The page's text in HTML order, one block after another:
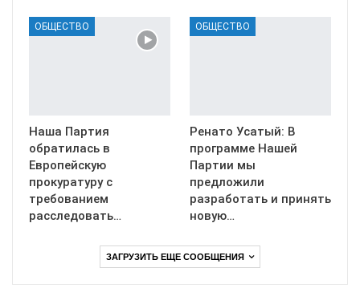
ОБЩЕСТВО
Наша Партия
обратилась в
Европейскую
прокуратуру с
требованием
расследовать…
ОБЩЕСТВО
Ренато Усатый: В
программе Нашей
Партии мы
предложили
разработать и принять
новую…
ЗАГРУЗИТЬ ЕЩЕ СООБЩЕНИЯ